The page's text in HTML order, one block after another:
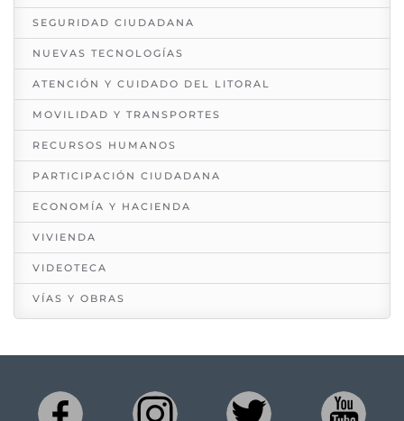
SEGURIDAD CIUDADANA
NUEVAS TECNOLOGÍAS
ATENCIÓN Y CUIDADO DEL LITORAL
MOVILIDAD Y TRANSPORTES
RECURSOS HUMANOS
PARTICIPACIÓN CIUDADANA
ECONOMÍA Y HACIENDA
VIVIENDA
VIDEOTECA
VÍAS Y OBRAS